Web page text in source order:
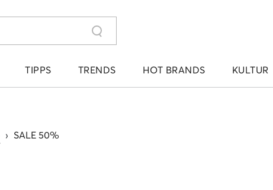
TIPPS TRENDS HOT BRANDS KULTUR
› SALE 50%